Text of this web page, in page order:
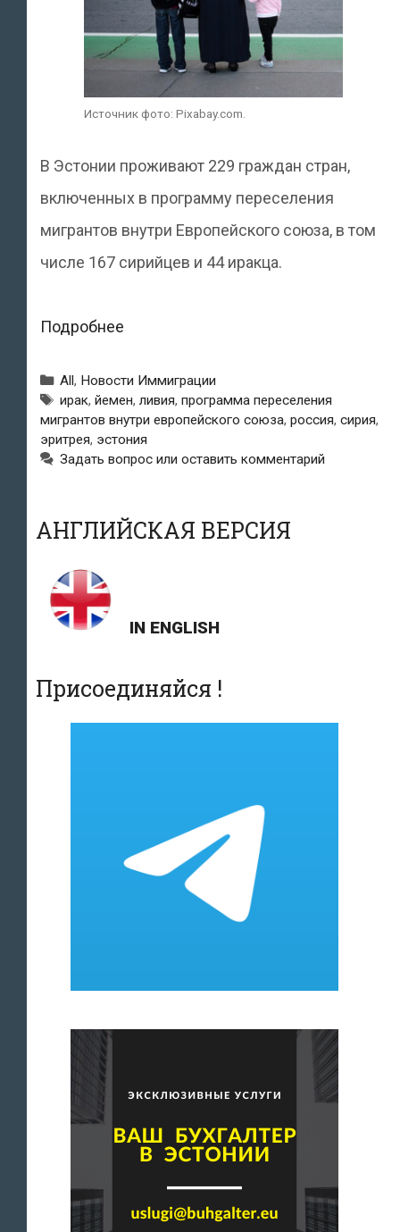
Источник фото: Pixabay.com.
В Эстонии проживают 229 граждан стран,
включенных в программу переселения
мигрантов внутри Европейского союза, в том
числе 167 сирийцев и 44 иракца.
Подробнее
обосновались
свыше
200
из
Рубрики
All, Новости Иммиграции
Метки
ирак,йемен,ливия,программа переселения
мигрантов внутри европейского союза, россия, сирия,
эритрея, эстония
Задать вопрос или оставить комментарий
АНГЛИЙСКАЯ ВЕРСИЯ
IN ENGLISH
Присоединяйся !